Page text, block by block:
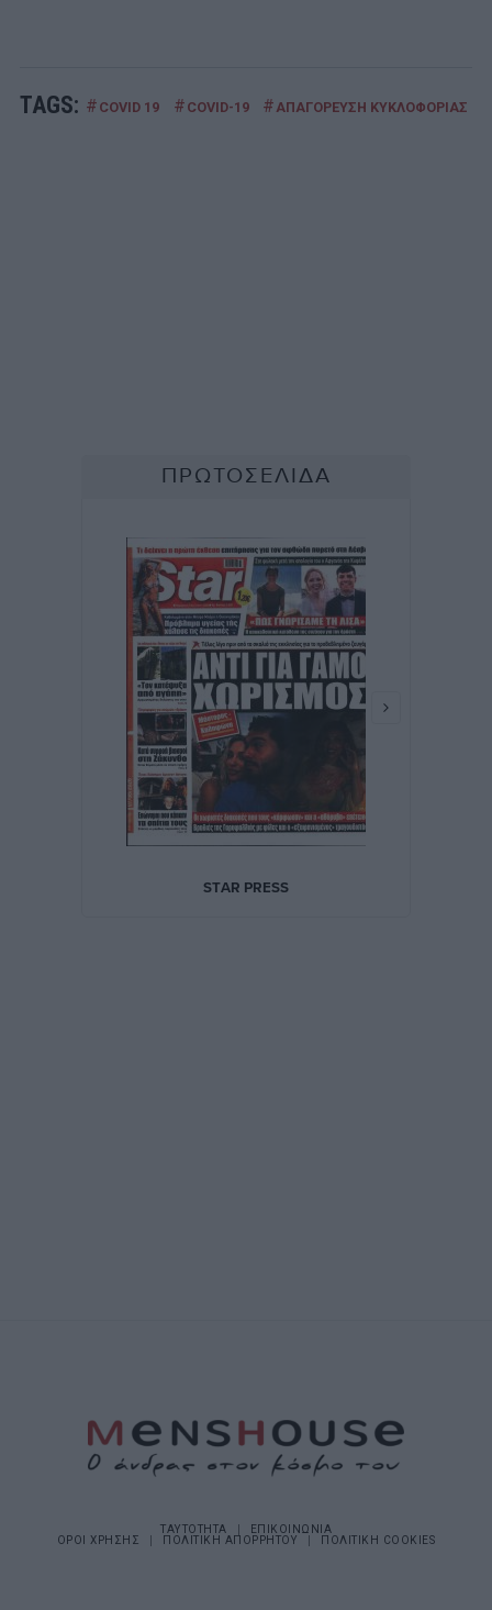
TAGS: # COVID 19 # COVID-19 # ΑΠΑΓΟΡΕΥΣΗ ΚΥΚΛΟΦΟΡΙΑΣ
ΤΑΥΤΟΤΗΤΑ
ΕΠΙΚΟΙΝΩΝΙΑ
ΟΡΟΙ ΧΡΗΣΗΣ
ΠΟΛΙΤΙΚΗ ΑΠΟΡΡΗΤΟΥ ΠΟΛΙΤΙΚΗ COOKIES